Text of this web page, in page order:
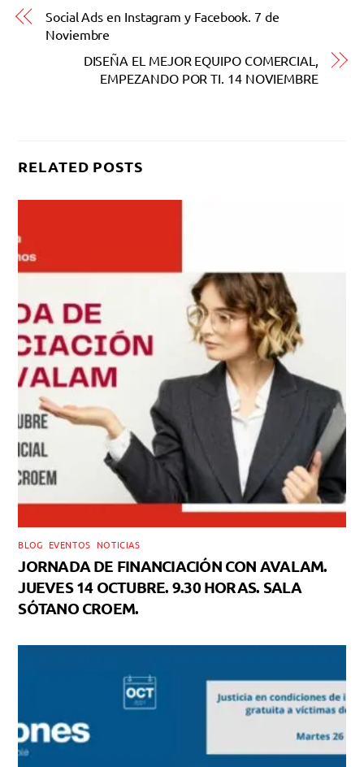
Social Ads en Instagram y Facebook. 7 de
Noviembre
DISEÑA EL MEJOR EQUIPO COMERCIAL,
EMPEZANDO POR TI. 14 NOVIEMBRE
RELATED POSTS
BLOG EVENTOS NOTICIAS
JORNADA DE FINANCIACIÓN CON AVALAM.
JUEVES 14 OCTUBRE. 9.30 HORAS. SALA
SÓTANO CROEM.